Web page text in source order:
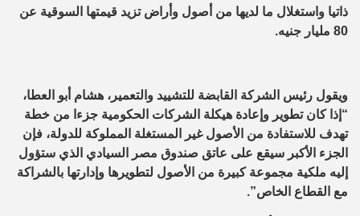
ذاتيا واستغلال ما لديها من أصول وأراض تزيد قيمتها السوقية عن
80 مليار جنيه.
ويقول رئيس الشركة القابضة للتشييد والتعمير، هشام أبو العطا،
“إذا كان تطوير وإعادة هيكلة الشركات الحكومية جزءا من خطة
تهدف للاستفادة من الأصول غير المستغلة المملوكة للدولة، فإن
الجزء الأكبر سيقع على عاتق صندوق مصر السيادي الذي ستؤول
إليه ملكية مجموعة كبيرة من الأصول لتطويرها وإدارتها بالشراكة
مع القطاع الخاص”.